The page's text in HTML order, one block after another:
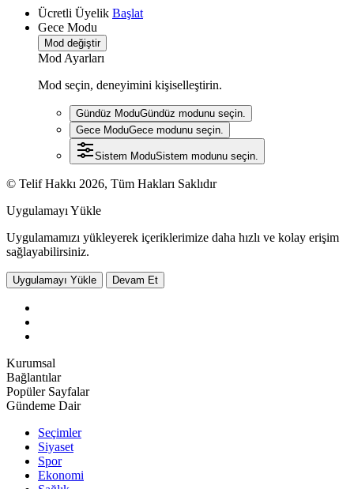
Ücretli Üyelik Başlat
Gece Modu
Mod değiştir
Mod Ayarları
Mod seçin, deneyimini kişiselleştirin.
Gündüz ModuGündüz modunu seçin.
Gece ModuGece modunu seçin.
Sistem ModuSistem modunu seçin.
© Telif Hakkı 2026, Tüm Hakları Saklıdır
Uygulamayı Yükle
Uygulamamızı yükleyerek içeriklerimize daha hızlı ve kolay erişim
sağlayabilirsiniz.
Uygulamayı Yükle Devam Et
Kurumsal
Bağlantılar
Popüler Sayfalar
Gündeme Dair
Seçimler
Siyaset
Spor
Ekonomi